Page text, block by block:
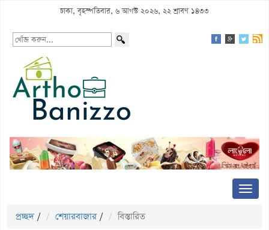
ঢাকা, বৃহস্পতিবার, ৬ আগস্ট ২০২৬, ২২ শ্রাবণ ১৪৩৩
প্রচ্ছদ / শেয়ারবাজার / বিস্তারিত